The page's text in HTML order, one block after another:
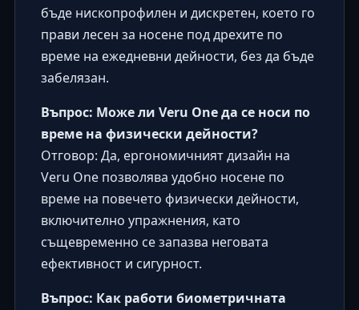
бъде нископрофилен и дискретен, което го
прави лесен за носене под дрехите по
време на ежедневни дейности, без да бъде
забелязан.
Въпрос: Може ли Veru One да се носи по
време на физически дейности?
Отговор: Да, ергономичният дизайн на
Veru One позволява удобно носене по
време на повечето физически дейности,
включително упражнения, като
същевременно се запазва неговата
ефективност и сигурност.
Въпрос: Как работи биометричната